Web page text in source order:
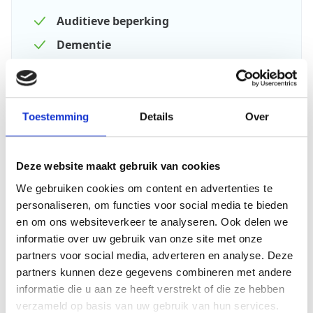
Toestemming Details Over
Deze website maakt gebruik van cookies
We gebruiken cookies om content en advertenties te
personaliseren, om functies voor social media te bieden
en om ons websiteverkeer te analyseren. Ook delen we
informatie over uw gebruik van onze site met onze
partners voor social media, adverteren en analyse. Deze
partners kunnen deze gegevens combineren met andere
informatie die u aan ze heeft verstrekt of die ze hebben
verzameld op basis van uw gebruik van hun services.
volledig afhankelijk is van vrijwilligers/ verzorgend
personeel.
regelmatige monitoring en behandeling vereisen.
Cliënten in de terminale fase van hun leven die
palliatieve zorg nodig hebben waarvoor het
Respijthuis niet is toegerust.
een tillift.
Cliënten die niet in staat zijn om zelfstandig te
alarmeren.
2. Psychiatrische en gedragsproblemen
Actieve psychiatrische aandoeningen zoals
psychoses, ernstige depressie met suïciderisico of
Auditieve beperking
Dementie
Meervoudige beperking
Niet aangeboren hersenletsel
Psychische aandoening
(Licht) Verstandelijke beperking
Visuele beperking
Ouderdom